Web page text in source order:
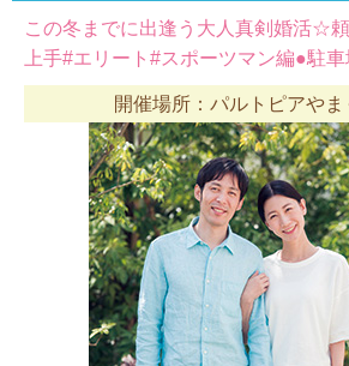
この冬までに出逢う大人真剣婚活☆
上手#エリート#スポーツマン編●駐
開催場所：パルトピアや